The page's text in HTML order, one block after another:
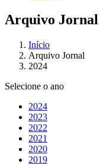
Arquivo Jornal
Início
Arquivo Jornal
2024
Selecione o ano
2024
2023
2022
2021
2020
2019